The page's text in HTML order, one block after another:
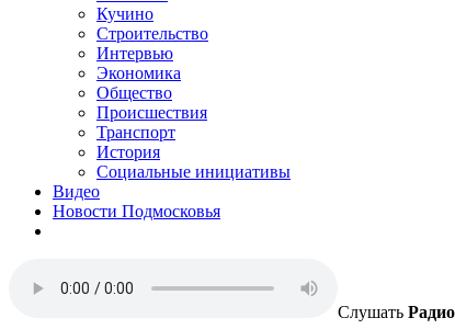
Кучино
Строительство
Интервью
Экономика
Общество
Происшествия
Транспорт
История
Социальные инициативы
Видео
Новости Подмосковья
Слушать Радио